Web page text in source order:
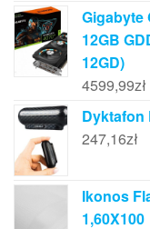
Gigabyte
12GB
12GD)
4599,99zł
Dyktafon
247,16zł
Ikonos
1,60X100